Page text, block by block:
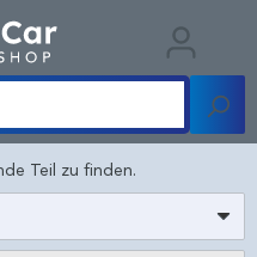
Teil zu finden.